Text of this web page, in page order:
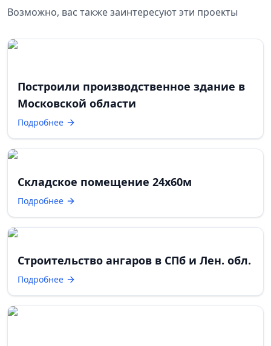
Возможно, вас также заинтересуют эти проекты
Построили производственное здание в
Московской области
Подробнее
Складское помещение 24х60м
Подробнее
Строительство ангаров в СПб и Лен. обл.
Подробнее